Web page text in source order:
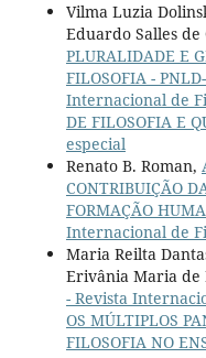
Vilma Luzia
Eduardo Salles
PLURALIDADE E
FILOSOFIA -
Internacional de
DE FILOSOFIA E
especial
Renato B. Roman,
CONTRIBUIÇÃO
FORMAÇÃO
Internacional de
Maria Reilta
Erivânia Maria de
- Revista
OS MÚLTIPLOS
FILOSOFIA NO